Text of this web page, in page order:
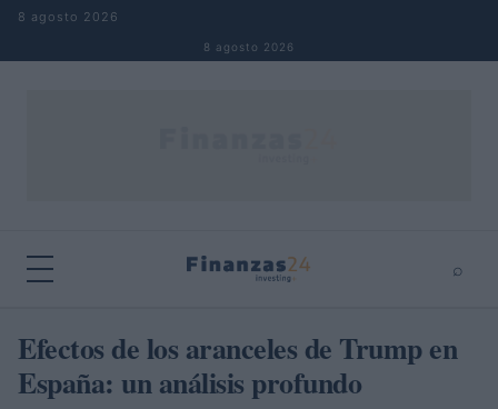
Saltar al contenido
8 agosto 2026
8 agosto 2026
⌕
Buscar ⌕ ×
Efectos de los aranceles de Trump en
España: un análisis profundo